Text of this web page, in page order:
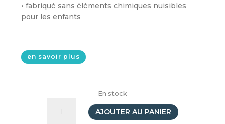
• fabriqué sans éléments chimiques nuisibles
pour les enfants
en savoir plus
En stock
AJOUTER AU PANIER